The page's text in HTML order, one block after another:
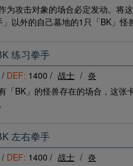
为攻击对象的场合必定发动。将
以外的自己墓地的1只「BK」怪
练习拳手
/ DEF: 1400 / 战士 / 炎
「BK」的怪兽存在的场合，这
左右拳手
/ DEF: 1400 / 战士 / 炎